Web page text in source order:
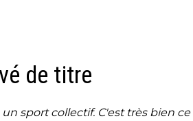
de titre
sport collectif. C'est très bien